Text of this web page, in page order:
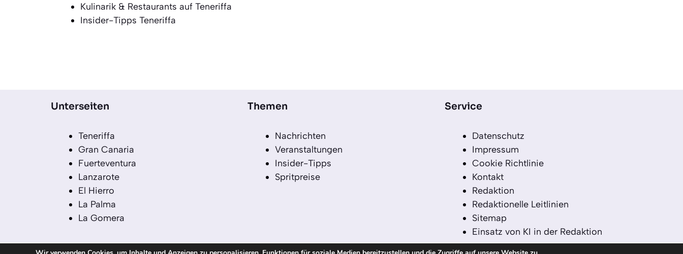
Kulinarik & Restaurants auf Teneriffa
Insider-Tipps Teneriffa
Unterseiten
Teneriffa
Gran Canaria
Fuerteventura
Lanzarote
El Hierro
La Palma
La Gomera
Themen
Nachrichten
Veranstaltungen
Insider-Tipps
Spritpreise
Service
Datenschutz
Impressum
Cookie Richtlinie
Kontakt
Redaktion
Redaktionelle Leitlinien
Sitemap
Einsatz von KI in der Redaktion